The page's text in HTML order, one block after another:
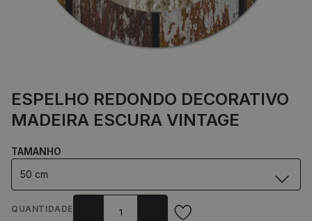
ESPELHO REDONDO DECORATIVO
MADEIRA ESCURA VINTAGE
TAMANHO
50 cm
QUANTIDADE